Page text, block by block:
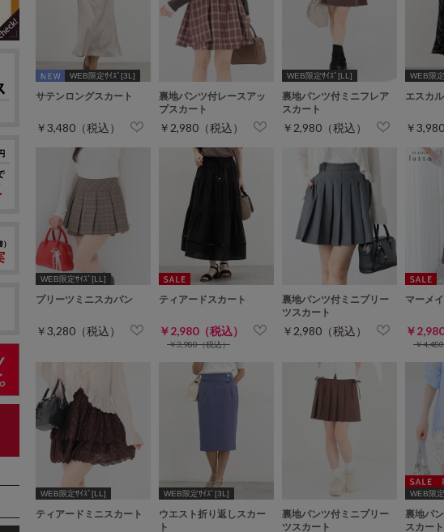
WEB限定ｻｲｽﾞ[3L]
サテンロングスカート
￥3,480（税込）
裏地パンツ付レースアッ
プスカート
￥2,980（税込）
WEB限定ｻｲｽﾞ[LL]
裏地パンツ付ミニフレア
スカート
￥2,980（税込）
WEB限
エスカ
￥
WEB限定ｻｲｽﾞ[LL]
プリーツミニスカパン
￥3,280（税込）
ティアードスカート
￥2,980（税込）
￥3,980（税込）
裏地パンツ付ミニプリー
ツスカート
￥2,980（税込）
マーメ
￥
￥
WEB限定ｻｲｽﾞ[LL]
ティアードミニスカート
WEB限定ｻｲｽﾞ[3L]
ウエスト折り返しスカー
ト
裏地パンツ付ミニプリー
ツスカート
WEB限
裏地パ
スカート